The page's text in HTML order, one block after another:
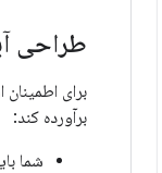
طراحی
برای
برآورده کند:
شما